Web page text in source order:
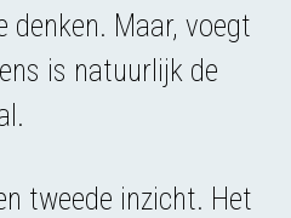
denken. Maar, voegt
is natuurlijk de
tweede inzicht. Het